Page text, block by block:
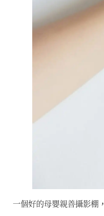
一個好的母嬰親善攝影棚